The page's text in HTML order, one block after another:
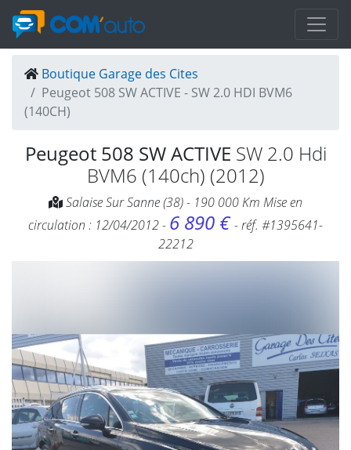
Boutique Garage des Cites
Peugeot 508 SW ACTIVE - SW 2.0 HDI BVM6
(140CH)
Peugeot 508 SW ACTIVE SW 2.0 Hdi
BVM6 (140ch) (2012)
Salaise Sur Sanne (38) - 190 000 Km Mise en
circulation : 12/04/2012 - 6 890 €- réf. #1395641-
22212